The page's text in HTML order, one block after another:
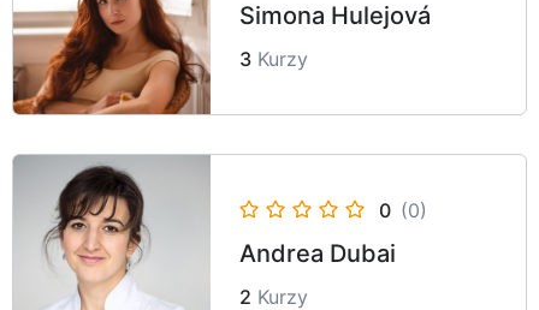
Simona Hulejová
3 Kurzy
0 (0)
Andrea Dubai
2 Kurzy